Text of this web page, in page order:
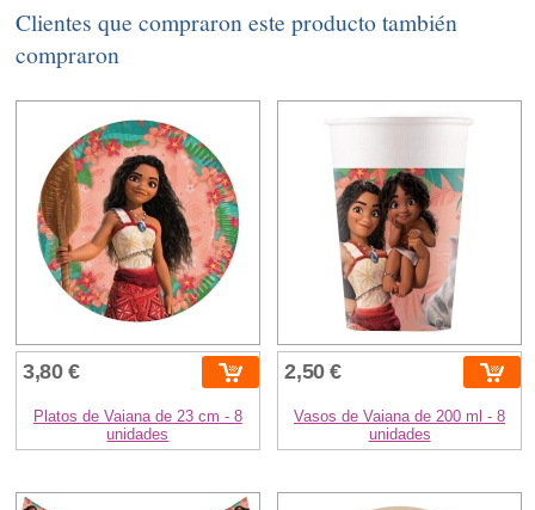
Clientes que compraron este producto también
compraron
3,80 €
Platos de Vaiana de 23 cm - 8
unidades
2,50 €
Vasos de Vaiana de 200 ml - 8
unidades